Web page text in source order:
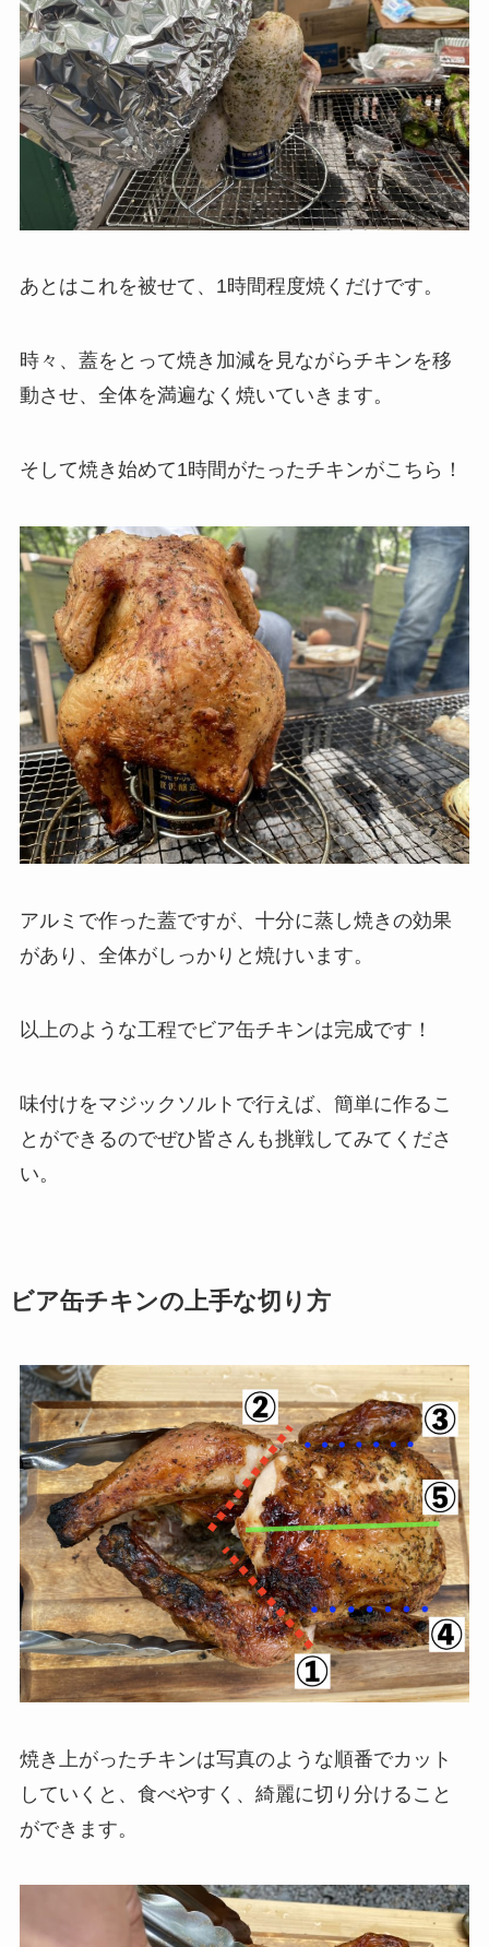
あとはこれを被せて、 1時間程度焼くだけです。
時々、蓋をとって焼き加減を見ながらチキンを移
動させ、全体を満遍なく焼いていきます。
そして焼き始めて1時間がたったチキンがこちら！
アルミで作った蓋ですが、十分に蒸し焼きの効果
があり、全体がしっかりと焼けいます。
以上のような工程でビア缶チキンは完成です！
味付けをマジックソルトで行えば、簡単に作るこ
とができるのでぜひ皆さんも挑戦してみてくださ
い。
ビア缶チキンの上手な切り方
焼き上がったチキンは写真のような順番でカット
していくと、食べやすく、綺麗に切り分けること
ができます。